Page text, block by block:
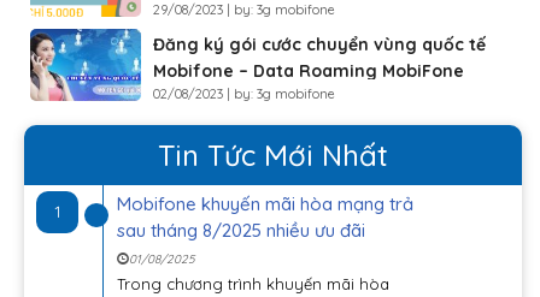
29/08/2023 | by: 3g mobifone
Đăng ký gói cước chuyển vùng quốc tế
Mobifone – Data Roaming MobiFone
02/08/2023 | by: 3g mobifone
Tin Tức Mới Nhất
1
Mobifone khuyến mãi hòa mạng trả
sau tháng 8/2025 nhiều ưu đãi
01/08/2025
Trong chương trình khuyến mãi hòa